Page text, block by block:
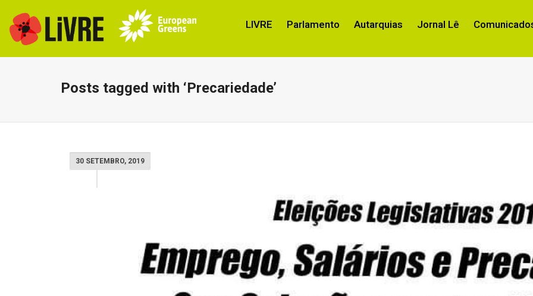
LIVRE Parlamento Autarquias Jornal Lê
Posts tagged with ‘Precariedade’
30 SETEMBRO, 2019